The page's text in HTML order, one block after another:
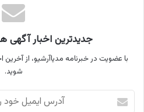
جدیدترین اخبار آگهی
با عضویت در خبرنامه مدیاآرشیو، از آخرین
شوید.
آدرس
ایمیل